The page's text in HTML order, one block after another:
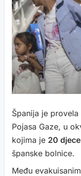
Španija je
Pojasa Gaze, u
kojima je 20 djece
španske bolnice.
Među